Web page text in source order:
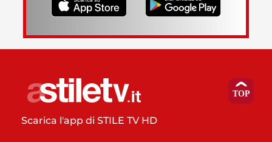
Scarica l'app di STILE TV HD